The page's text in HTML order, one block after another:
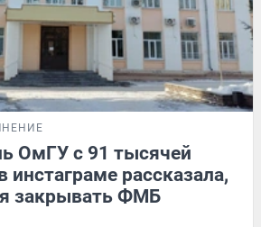
ОмГУ с 91 тысячей
инстаграме рассказала,
закрывать ФМБ